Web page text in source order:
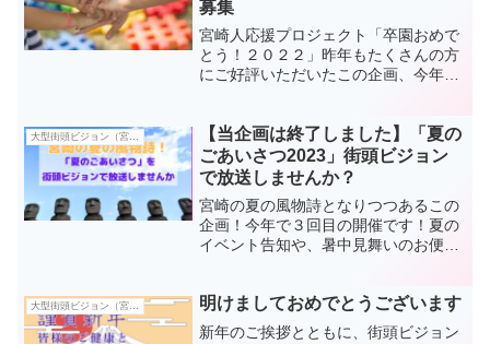
募集
宮崎人応援プロジェクト「卒園おめで
とう！２０２２」昨年もたくさんの方
にご好評いただいたこの企画、今年は
【当企画は終了しました】「夏の
ごあいさつ2023」街頭ビジョン
で放送しませんか？
宮崎の夏の風物詩となりつつあるこの
企画！今年で３回目の開催です！夏の
イベント告知や、暑中見舞いのお便り
大型街頭ビジョン（宮崎駅前ビジョン・宮崎県病院前ビジョン） 明けましておめでとうございます
新年のご挨拶とともに、街頭ビジョン